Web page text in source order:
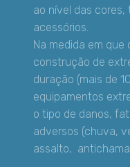
ao nível das cores,
acessórios.
Na medida em que
construção de
duração (mais de
equipamentos
o tipo de danos,
adversos (chuva,
assalto,